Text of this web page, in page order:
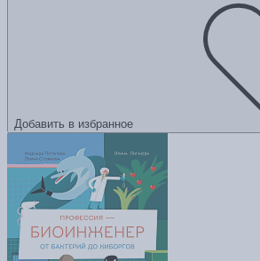
Добавить в избранное